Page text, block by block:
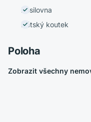
Posilovna
Dětský koutek
Poloha
Zobrazit všechny